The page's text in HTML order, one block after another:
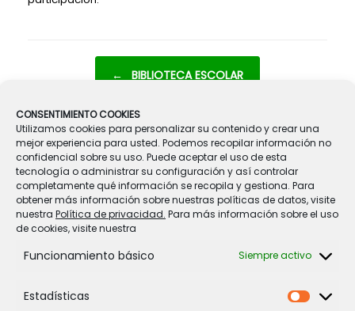
CONSENTIMIENTO COOKIES
Utilizamos cookies para personalizar su contenido y crear una
mejor experiencia para usted. Podemos recopilar información no
confidencial sobre su uso. Puede aceptar el uso de esta
tecnología o administrar su configuración y así controlar
completamente qué información se recopila y gestiona. Para
obtener más información sobre nuestras políticas de datos, visite
nuestra Política de privacidad. Para más información sobre el uso
de cookies, visite nuestra
Funcionamiento básico Siempre activo
Estadísticas
Navegador de artículos
← BIBLIOTECA ESCOLAR
BANCO DE UNIFORMES →
Legal
Política de privacidad